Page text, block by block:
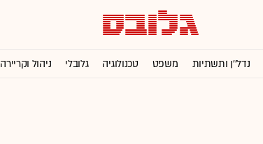
נדל''ן ותשתיות משפט טכנולוגיה גלובלי ניהול וקריירה